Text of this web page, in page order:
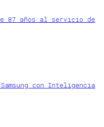
87 años al servicio de
con Inteligencia